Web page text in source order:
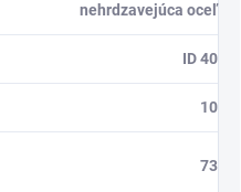
nehrdzavejúca oceľ
ID 40
10
73